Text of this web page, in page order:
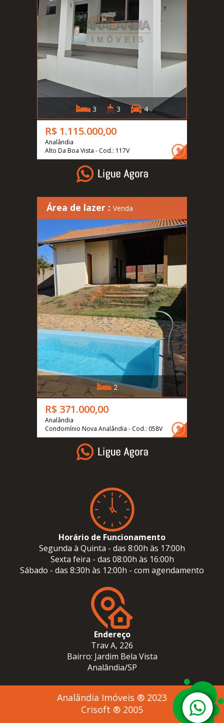
3 3 4
R$ 1.115.000,00
Analândia
Alto Da Boa Vista - Cod.: 117V
Área de lazer : Venda
2
R$ 371.000,00
Analândia
Condomínio Nova Analândia - Cod.: 058V
Horário de Funcionamento
Segunda à Quinta - das 8:00h às 17:00h
Sexta feira - das 08:00h às 16:00h
Sábado - das 8:30h às 12:00h - com agendamento
Endereço
Trav A, 226
Bairro: Jardim Bela Vista
Analândia/SP
Analândia Imóveis ® 2023
Crisoft ® 2005